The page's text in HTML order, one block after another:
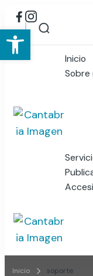
Inicio
Sobre
Inicio soporte
Abrir